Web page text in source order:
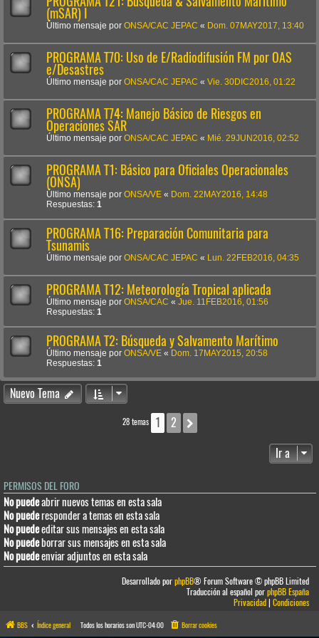
(mSAR) I
Último mensaje por ONSA/CAC JEPAC « Dom. 07MAY2017, 13:40
PROGRAMA T70: Uso de E/Radiodifusión FM por OAS
e/Desastres
Último mensaje por ONSA/CAC JEPAC « Vie. 30DIC2016, 01:22
PROGRAMA T74: Manejo Básico de Riesgos en
Operaciones SAR
Último mensaje por ONSA/CAC JEPAC « Mié. 29JUN2016, 02:52
PROGRAMA T1: Básico para Oficiales Operacionales
(ONSA)
Último mensaje por ONSA/VE « Dom. 22MAY2016, 14:48
Respuestas: 1
PROGRAMA T16: Preparación Comunitaria para
Tsunamis
Último mensaje por ONSA/CAC JEPAC « Lun. 22FEB2016, 04:35
PROGRAMA T12: Meteorología Tropical aplicada
Último mensaje por ONSA/CAC « Jue. 11FEB2016, 01:56
Respuestas: 1
PROGRAMA T2: Búsqueda y Salvamento Marítimo
Último mensaje por ONSA/VE « Dom. 17MAY2015, 20:58
Respuestas: 1
Nuevo Tema
28 temas 1 2
Ir a
PERMISOS DEL FORO
No puedeabrir nuevos temas en esta sala
No puederesponder a temas en esta sala
No puedeeditar sus mensajes en esta sala
No puedeborrar sus mensajes en esta sala
No puedeenviar adjuntos en esta sala
Desarrollado porphpBB® Forum Software © phpBB Limited
Traducción al español porphpBB España
Privacidad|Condiciones
BBS Índice general Todos los horarios sonUTC-04:00 Borrar cookies